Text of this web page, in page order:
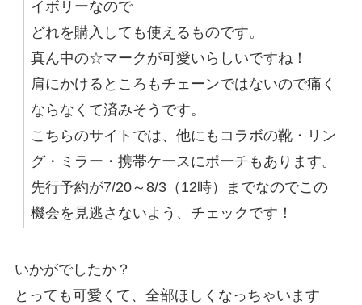
イボリーなので
どれを購入しても使えるものです。
真ん中の☆マークが可愛いらしいですね！
肩にかけるところもチェーンではないので痛く
ならなくて済みそうです。
こちらのサイトでは、他にもコラボの靴・リン
グ・ミラー・携帯ケースにポーチもあります。
先行予約が7/20～8/3（12時）までなのでこの
機会を見逃さないよう、チェックです！
いかがでしたか？
とっても可愛くて、全部ほしくなっちゃいます